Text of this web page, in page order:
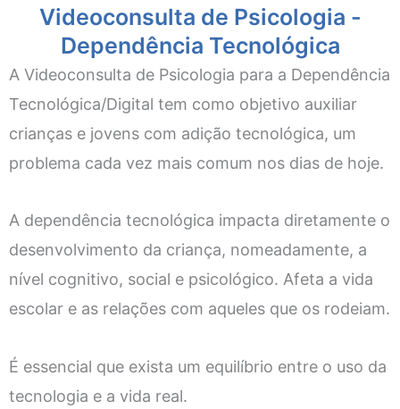
Videoconsulta de Psicologia -
Dependência Tecnológica
A Videoconsulta de Psicologia para a Dependência
Tecnológica/Digital tem como objetivo auxiliar
crianças e jovens com adição tecnológica, um
problema cada vez mais comum nos dias de hoje.
A dependência tecnológica impacta diretamente o
desenvolvimento da criança, nomeadamente, a
nível cognitivo, social e psicológico. Afeta a vida
escolar e as relações com aqueles que os rodeiam.
É essencial que exista um equilíbrio entre o uso da
tecnologia e a vida real.